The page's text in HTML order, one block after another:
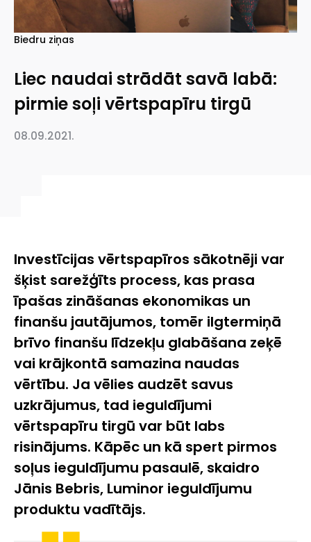
Biedru ziņas
Liec naudai strādāt savā labā:
pirmie soļi vērtspapīru tirgū
08.09.2021.
Investīcijas vērtspapīros sākotnēji var
šķist sarežģīts process, kas prasa
īpašas zināšanas ekonomikas un
finanšu jautājumos, tomēr ilgtermiņā
brīvo finanšu līdzekļu glabāšana zeķē
vai krājkontā samazina naudas
vērtību. Ja vēlies audzēt savus
uzkrājumus, tad ieguldījumi
vērtspapīru tirgū var būt labs
risinājums. Kāpēc un kā spert pirmos
soļus ieguldījumu pasaulē, skaidro
Jānis Bebris, Luminor ieguldījumu
produktu vadītājs.